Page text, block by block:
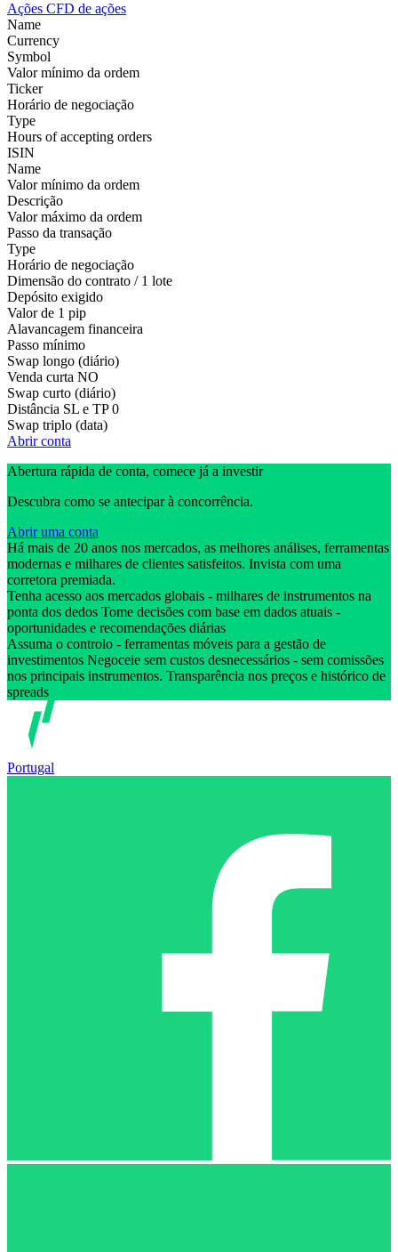
Ações CFD de ações
Name
Currency
Symbol
Valor mínimo da ordem
Ticker
Horário de negociação
Type
Hours of accepting orders
ISIN
Name
Valor mínimo da ordem
Descrição
Valor máximo da ordem
Passo da transação
Type
Horário de negociação
Dimensão do contrato / 1 lote
Depósito exigido
Valor de 1 pip
Alavancagem financeira
Passo mínimo
Swap longo (diário)
Venda curta NO
Swap curto (diário)
Distância SL e TP 0
Swap triplo (data)
Abrir conta
Abertura rápida de conta, comece já a investir
Descubra como se antecipar à concorrência.
Abrir uma conta
Há mais de 20 anos nos mercados, as melhores análises, ferramentas
modernas e milhares de clientes satisfeitos. Invista com uma
corretora premiada.
Tenha acesso aos mercados globais - milhares de instrumentos na
ponta dos dedos Tome decisões com base em dados atuais -
oportunidades e recomendações diárias
Assuma o controlo - ferramentas móveis para a gestão de
investimentos Negoceie sem custos desnecessários - sem comissões
nos principais instrumentos. Transparência nos preços e histórico de
spreads
Portugal